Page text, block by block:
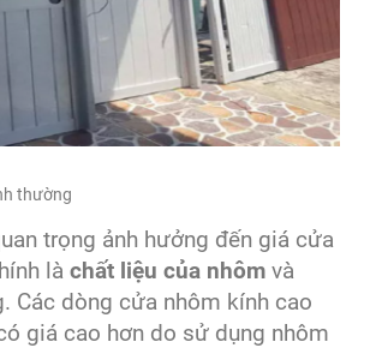
thường
trọng ảnh hưởng đến giá cửa
là chất liệu của nhôm và
Các dòng cửa nhôm kính cao
giá cao hơn do sử dụng nhôm